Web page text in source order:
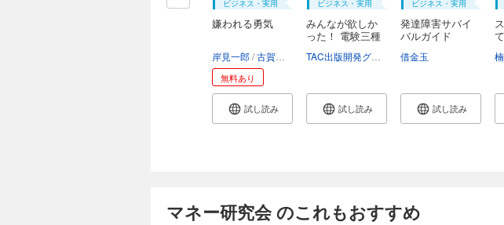
ビジネス・実用
嫌われる勇気
岸見一郎 古賀史健
無料あり
試し読み
ビジネス・実用
みんなが欲しか
った！ 電験三種
試し読み
ビジネス・実用
発達障害サバイ
バルガイド
借金玉
試し読み
マネー研究会 のこれもおすすめ